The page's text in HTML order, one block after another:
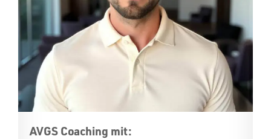
AVGS Coaching mit: